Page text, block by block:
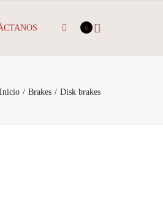
Search
0
Inicio Brakes Disk brakes